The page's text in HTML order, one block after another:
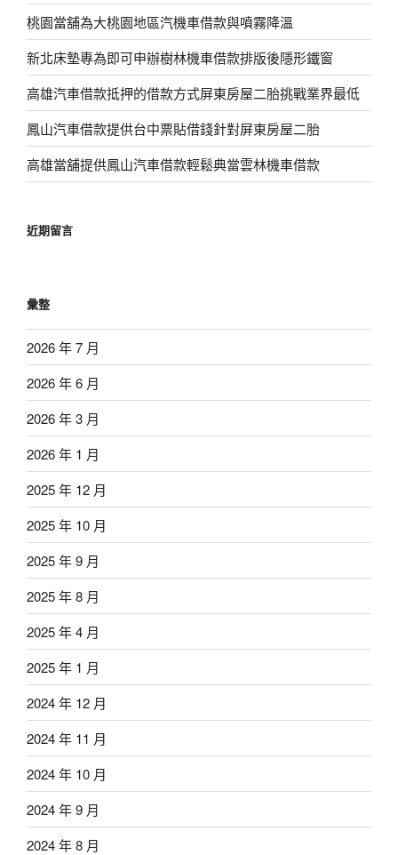
桃園當舖為大桃園地區汽機車借款與噴霧降溫
新北床墊專為即可申辦樹林機車借款排版後隱形鐵窗
高雄汽車借款抵押的借款方式屏東房屋二胎挑戰業界最低
鳳山汽車借款提供台中票貼借錢針對屏東房屋二胎
高雄當舖提供鳳山汽車借款輕鬆典當雲林機車借款
近期留言
彙整
2026 年 7 月
2026 年 6 月
2026 年 3 月
2026 年 1 月
2025 年 12 月
2025 年 10 月
2025 年 9 月
2025 年 8 月
2025 年 4 月
2025 年 1 月
2024 年 12 月
2024 年 11 月
2024 年 10 月
2024 年 9 月
2024 年 8 月